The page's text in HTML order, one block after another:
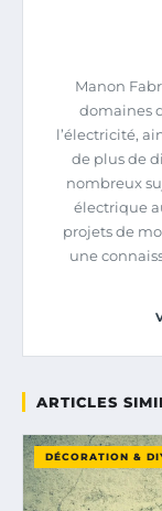
Manon
domaines
l’électricité,
de plus de
nombreux
électrique
projets de
une
ARTICLES
DÉCORATION &